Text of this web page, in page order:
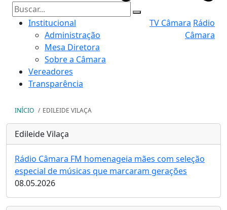
Institucional
Administração
Mesa Diretora
Sobre a Câmara
Vereadores
Transparência
TV Câmara Rádio
Câmara
INÍCIO / EDILEIDE VILAÇA
Edileide Vilaça
Rádio Câmara FM homenageia mães com seleção
especial de músicas que marcaram gerações
08.05.2026